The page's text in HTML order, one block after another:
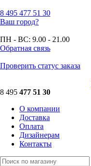
8 495 477 51 30
Ваш город?
ПН - ВС: 9.00 - 21.00
Обратная связь
Проверить статус заказа
8 495 477 51 30
О компании
Доставка
Оплата
Дизайнерам
Контакты